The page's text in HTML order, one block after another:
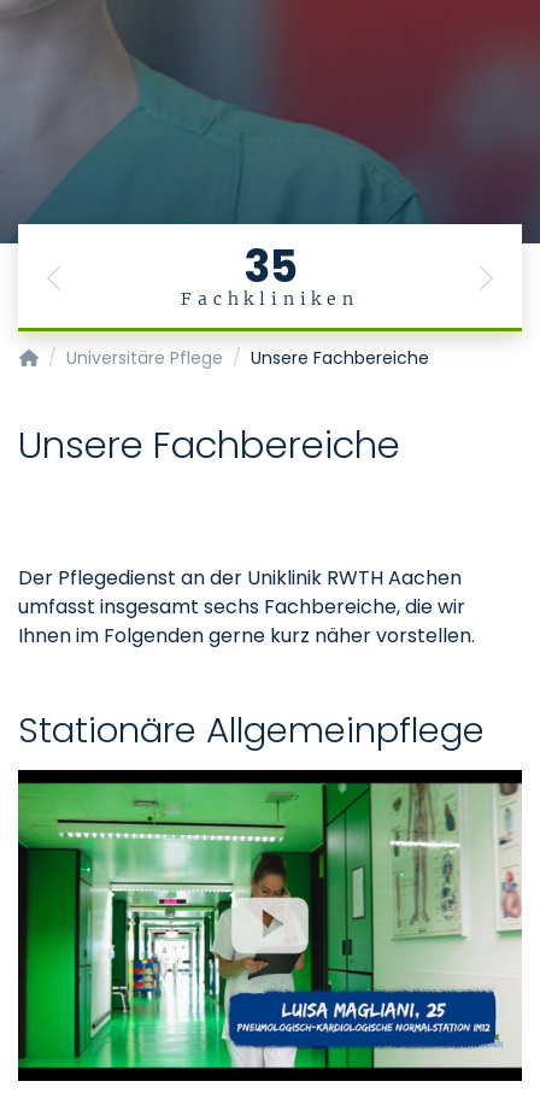
35
Fachkliniken
Previous Next
Pflegedienst
Universitäre Pflege Unsere Fachbereiche
Unsere Fachbereiche
Der Pflegedienst an der Uniklinik RWTH Aachen
umfasst insgesamt sechs Fachbereiche, die wir
Ihnen im Folgenden gerne kurz näher vorstellen.
Stationäre Allgemeinpflege